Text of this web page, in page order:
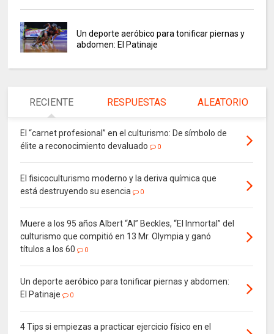
Un deporte aeróbico para tonificar piernas y
abdomen: El Patinaje
RECIENTE RESPUESTAS ALEATORIO
El “carnet profesional” en el culturismo: De símbolo de
élite a reconocimiento devaluado
0
El fisicoculturismo moderno y la deriva química que
está destruyendo su esencia
0
Muere a los 95 años Albert “Al” Beckles, “El Inmortal” del
culturismo que compitió en 13 Mr. Olympia y ganó
títulos a los 60
0
Un deporte aeróbico para tonificar piernas y abdomen:
El Patinaje
0
4 Tips si empiezas a practicar ejercicio físico en el